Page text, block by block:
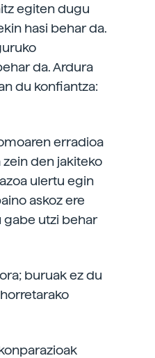
egiten dugu
hasi behar da.
da. Ardura
du konfiantza:
erradioa
zein den jakiteko
ulertu egin
askoz ere
gabe utzi behar
buruak ez du